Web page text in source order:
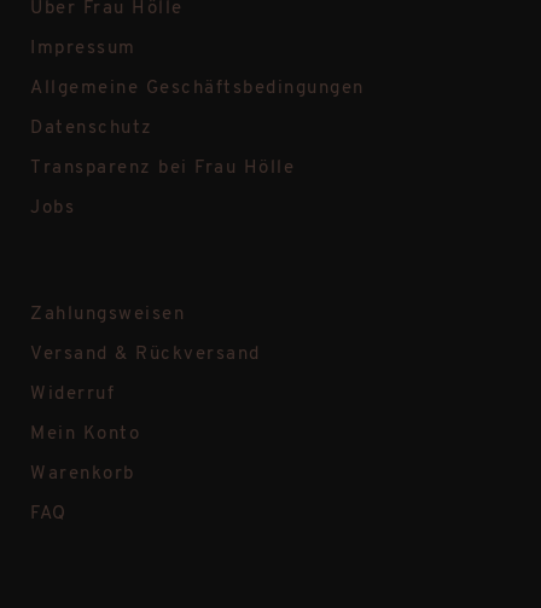
Über Frau Hölle
Impressum
Allgemeine Geschäftsbedingungen
Datenschutz
Transparenz bei Frau Hölle
Jobs
Zahlungsweisen
Versand & Rückversand
Widerruf
Mein Konto
Warenkorb
FAQ